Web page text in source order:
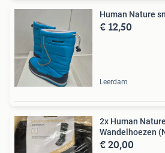
Human Nature
€ 12,50
Leerdam
2x Human
Wandelhoezen
€ 20,00